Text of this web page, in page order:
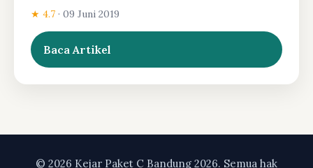
★ 4.7 · 09 Juni 2019
Baca Artikel
© 2026 Kejar Paket C Bandung 2026. Semua hak